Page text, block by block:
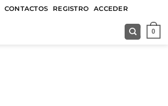
CONTACTOS REGISTRO ACCEDER
0